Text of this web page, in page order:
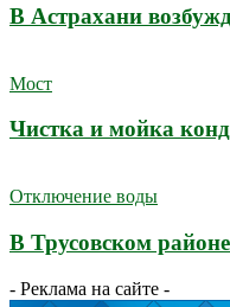
В Астрахани
Мост
Чистка и мойка
Отключение воды
В Трусовском
- Реклама на сайте -